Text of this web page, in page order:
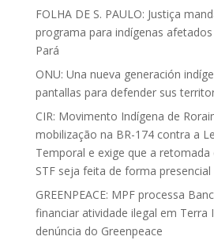
FOLHA DE S. PAULO: Justiça
programa para indígenas
Pará
ONU: Una nueva generación
pantallas para defender sus
CIR: Movimento Indígena de
mobilização na BR-174 contra a
Temporal e exige que a
STF seja feita de forma presencial
GREENPEACE: MPF processa
financiar atividade ilegal em Terra
denúncia do Greenpeace